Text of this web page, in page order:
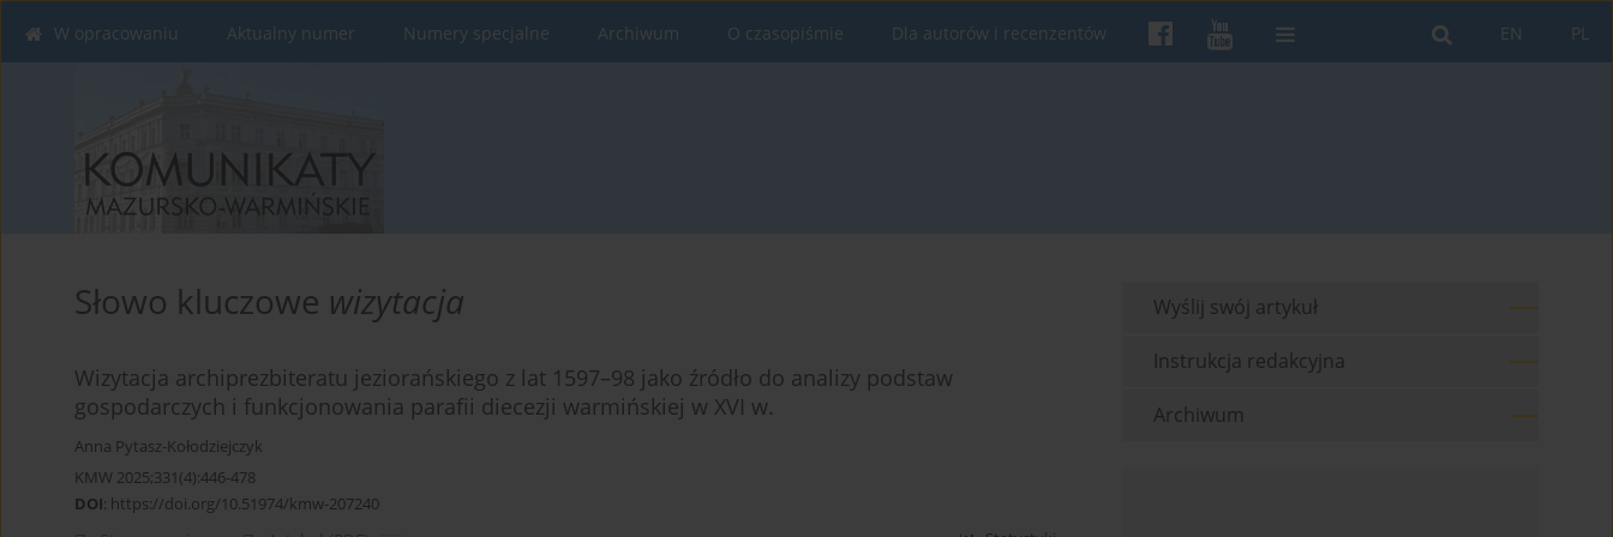
PL
EN
W opracowaniu Aktualny numer Numery specjalne Archiwum O czasopiśmie Dla autorów i recenzentów
Słowo kluczowe wizytacja
Wizytacja archiprezbiteratu jeziorańskiego z lat 1597–98 jako źródło do analizy podstaw
gospodarczych i funkcjonowania parafii diecezji warmińskiej w XVI w.
Anna Pytasz-Kołodziejczyk
KMW 2025;331(4):446-478
DOI: https://doi.org/10.51974/kmw-207240
Wyślij swój artykuł
Instrukcja redakcyjna
Archiwum